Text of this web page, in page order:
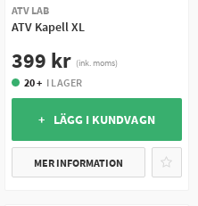
ATV LAB
ATV Kapell XL
399 kr (ink. moms)
20 + I LAGER
+ LÄGG I KUNDVAGN
MER INFORMATION